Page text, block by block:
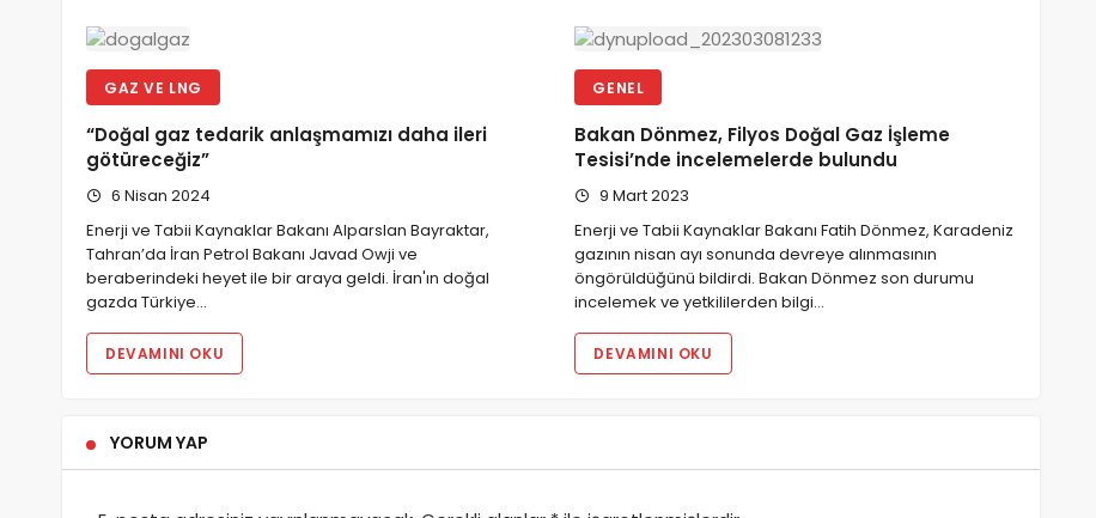
GAZ VE LNG
“Doğal gaz tedarik anlaşmamızı daha ileri
götüreceğiz”
6 Nisan 2024
Enerji ve Tabii Kaynaklar Bakanı Alparslan Bayraktar,
Tahran’da İran Petrol Bakanı Javad Owji ve
beraberindeki heyet ile bir araya geldi. İran'ın doğal
gazda Türkiye…
DEVAMINI OKU
GENEL
Bakan Dönmez, Filyos Doğal Gaz İşleme
Tesisi’nde incelemelerde bulundu
9 Mart 2023
Enerji ve Tabii Kaynaklar Bakanı Fatih Dönmez, Karadeniz
gazının nisan ayı sonunda devreye alınmasının
öngörüldüğünü bildirdi. Bakan Dönmez son durumu
incelemek ve yetkililerden bilgi…
DEVAMINI OKU
YORUM YAP